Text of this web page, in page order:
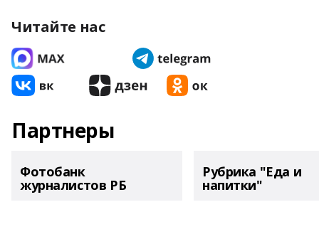
Читайте нас
Партнеры
Фотобанк
журналистов РБ
Рубрика "Еда и
напитки"